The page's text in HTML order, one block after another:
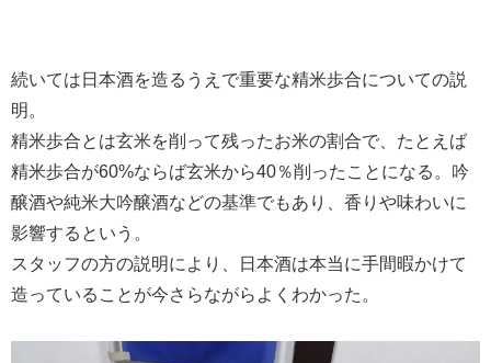
続いては日本酒を造るうえで重要な精米歩合についての説
明。
精米歩合とは玄米を削って残ったお米の割合で、たとえば
精米歩合が60%ならば玄米から40％削ったことになる。吟
醸酒や純米大吟醸酒などの基準でもあり、香りや味わいに
影響するという。
スタッフの方の説明により、日本酒は本当に手間暇かけて
造っていることが今さらながらよくわかった。